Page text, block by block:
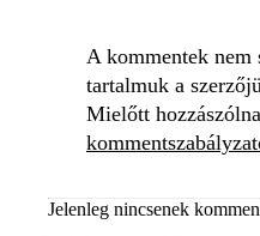
A kommentek nem
tartalmuk a
Mielőtt
Jelenleg nincsenek